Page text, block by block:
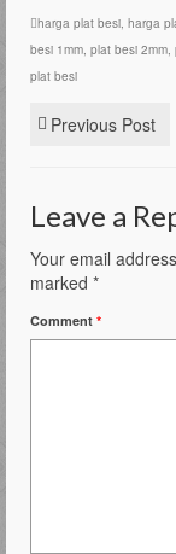
harga plat besi, harga
besi 1mm, plat besi 2mm,
plat besi
Previous Post
Leave a
Your email
marked *
Comment *